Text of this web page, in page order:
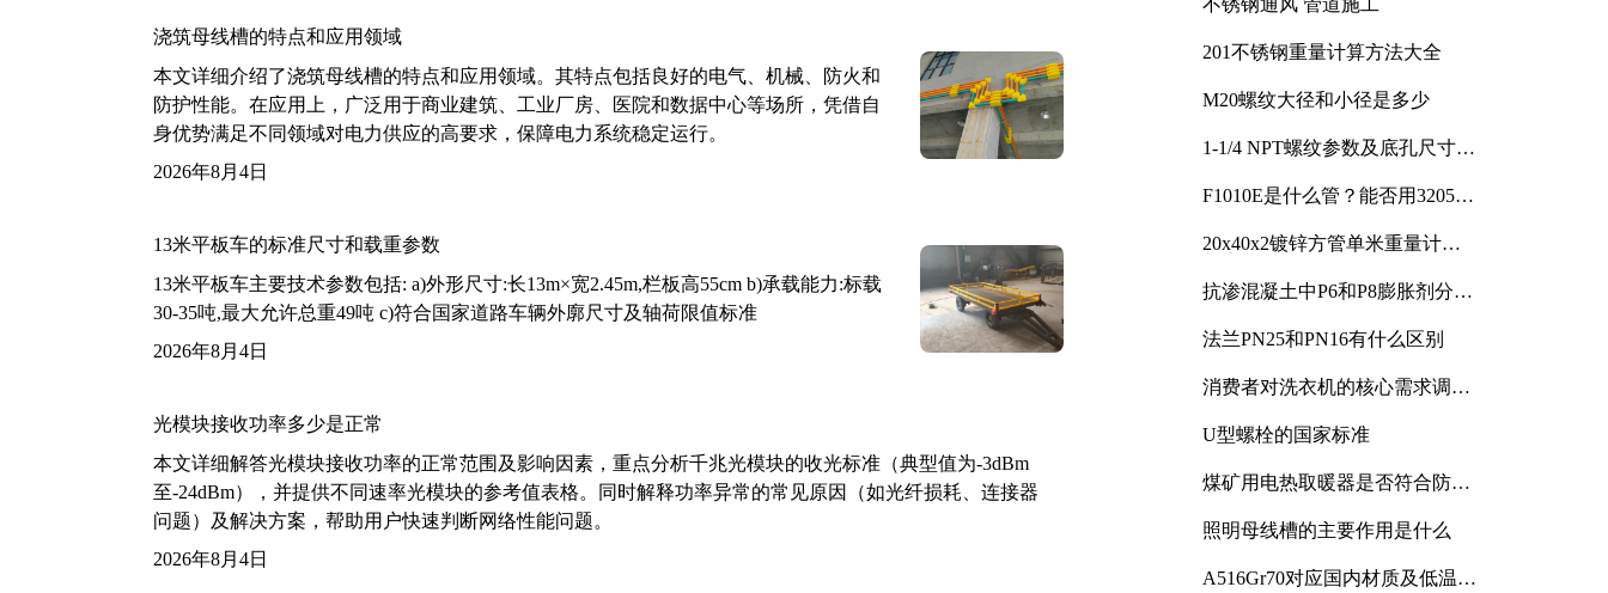
浇筑母线槽的特点和应用领域
本文详细介绍了浇筑母线槽的特点和应用领域。其特点包括良好的电气、机械、防火和
防护性能。在应用上，广泛用于商业建筑、工业厂房、医院和数据中心等场所，凭借自
身优势满足不同领域对电力供应的高要求，保障电力系统稳定运行。
2026年8月4日
13米平板车的标准尺寸和载重参数
13米平板车主要技术参数包括: a)外形尺寸:长13m×宽2.45m,栏板高55cm b)承载能力:标载
30-35吨,最大允许总重49吨 c)符合国家道路车辆外廓尺寸及轴荷限值标准
2026年8月4日
光模块接收功率多少是正常
本文详细解答光模块接收功率的正常范围及影响因素，重点分析千兆光模块的收光标准（典型值为-3dBm
至-24dBm），并提供不同速率光模块的参考值表格。同时解释功率异常的常见原因（如光纤损耗、连接器
问题）及解决方案，帮助用户快速判断网络性能问题。
2026年8月4日
不锈钢通风 管道施工
201不锈钢重量计算方法大全
M20螺纹大径和小径是多少
1-1/4 NPT螺纹参数及底孔尺寸详
F1010E是什么管？能否用3205或
20x40x2镀锌方管单米重量计算
抗渗混凝土中P6和P8膨胀剂分别
法兰PN25和PN16有什么区别
消费者对洗衣机的核心需求调研
U型螺栓的国家标准
煤矿用电热取暖器是否符合防爆
照明母线槽的主要作用是什么
A516Gr70对应国内材质及低温冲